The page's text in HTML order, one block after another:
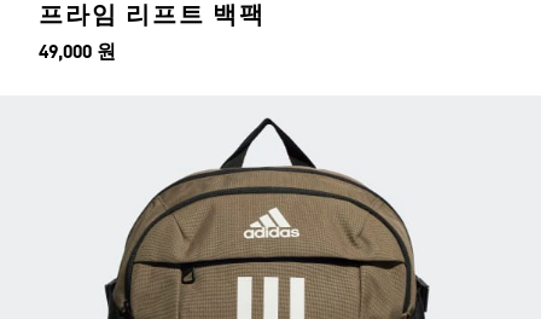
프라임 리프트 백팩
가격
49,000 원